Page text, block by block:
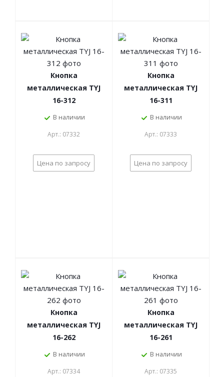
Кнопка
металлическая TYJ
16-312
В наличии
Арт.: 07332
Цена по запросу
Кнопка
металлическая TYJ
16-311
В наличии
Арт.: 07333
Цена по запросу
Кнопка
металлическая TYJ
16-262
В наличии
Арт.: 07334
Кнопка
металлическая TYJ
16-261
В наличии
Арт.: 07335